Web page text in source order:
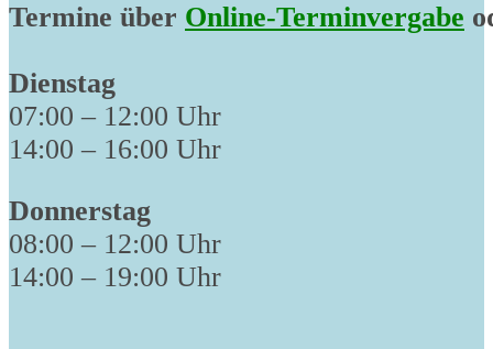
Termine über Online-Terminvergabe
Dienstag
07:00 – 12:00 Uhr
14:00 – 16:00 Uhr
Donnerstag
08:00 – 12:00 Uhr
14:00 – 19:00 Uhr